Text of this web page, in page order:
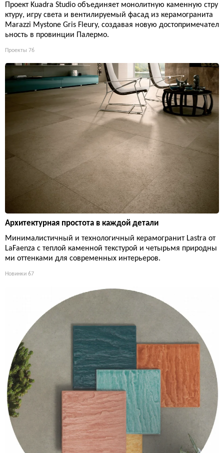
Проект Kuadra Studio объединяет монолитную каменную стру
ктуру, игру света и вентилируемый фасад из керамогранита
Marazzi Mystone Gris Fleury, создавая новую достопримечател
ьность в провинции Палермо.
Проекты 76
Архитектурная простота в каждой детали
Минималистичный и технологичный керамогранит Lastra от
LaFaenza с теплой каменной текстурой и четырьмя природны
ми оттенками для современных интерьеров.
Новинки 67